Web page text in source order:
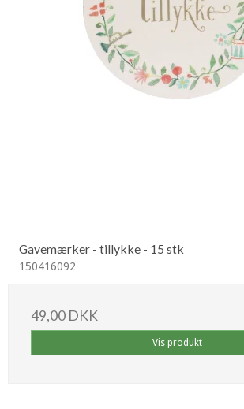
Gavemærker - tillykke - 15 stk
150416092
49,00 DKK
Vis produkt